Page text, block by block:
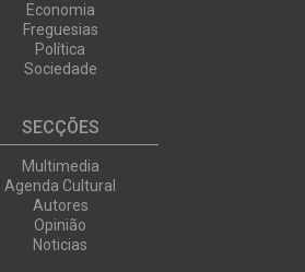
Economia
Freguesias
Política
Sociedade
SECÇÕES
Multimedia
Agenda Cultural
Autores
Opinião
Noticias